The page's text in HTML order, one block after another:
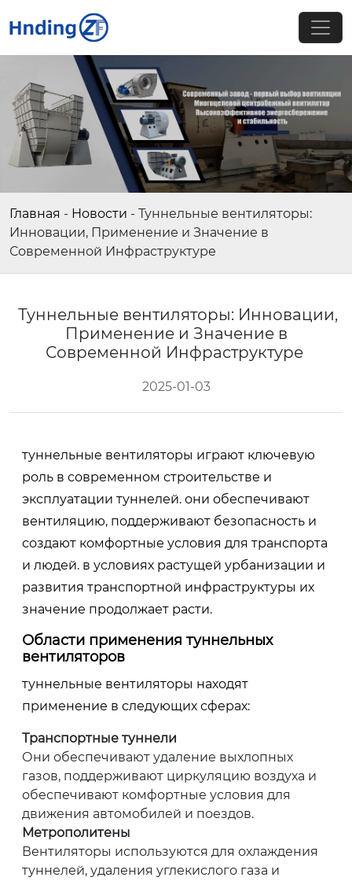
Главная - Новости - Туннельные вентиляторы:
Инновации, Применение и Значение в
Современной Инфраструктуре
Туннельные вентиляторы: Инновации,
Применение и Значение в
Современной Инфраструктуре
2025-01-03
туннельные вентиляторы играют ключевую
роль в современном строительстве и
эксплуатации туннелей. они обеспечивают
вентиляцию, поддерживают безопасность и
создают комфортные условия для транспорта
и людей. в условиях растущей урбанизации и
развития транспортной инфраструктуры их
значение продолжает расти.
Области применения туннельных
вентиляторов
туннельные вентиляторы находят
применение в следующих сферах:
Транспортные туннели
Они обеспечивают удаление выхлопных
газов, поддерживают циркуляцию воздуха и
обеспечивают комфортные условия для
движения автомобилей и поездов.
Метрополитены
Вентиляторы используются для охлаждения
туннелей, удаления углекислого газа и